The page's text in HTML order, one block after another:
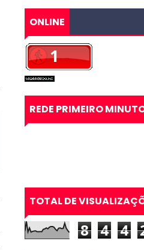
ONLINE
REDE PRIMEIRO
TOTAL DE
8 4 4